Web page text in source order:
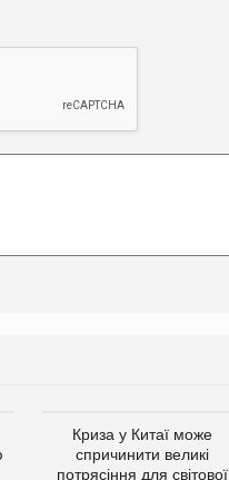
Криза у Китаї може
спричинити великі
потрясіння для світової